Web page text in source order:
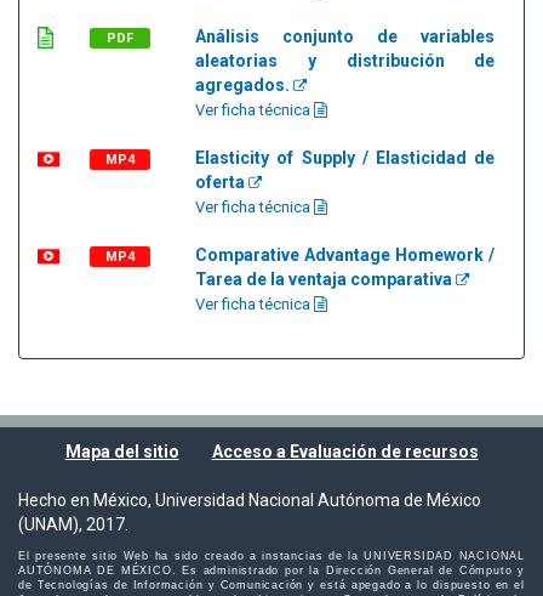
PDF
Análisis conjunto de variables
aleatorias y distribución de
agregados.
Ver ficha técnica
MP4
Elasticity of Supply / Elasticidad de
oferta
Ver ficha técnica
MP4
Comparative Advantage Homework /
Tarea de la ventaja comparativa
Ver ficha técnica
Mapa del sitio Acceso a Evaluación de recursos
Hecho en México, Universidad Nacional Autónoma de México
(UNAM), 2017.
El presente sitio Web ha sido creado a instancias de la UNIVERSIDAD NACIONAL
AUTÓNOMA DE MÉXICO. Es administrado por la Dirección General de Cómputo y
de Tecnologías de Información y Comunicación y está apegado a lo dispuesto en el